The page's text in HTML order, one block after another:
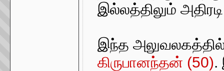
இல்லத்திலும்
இந்த
கிருபானந்தன் (50).